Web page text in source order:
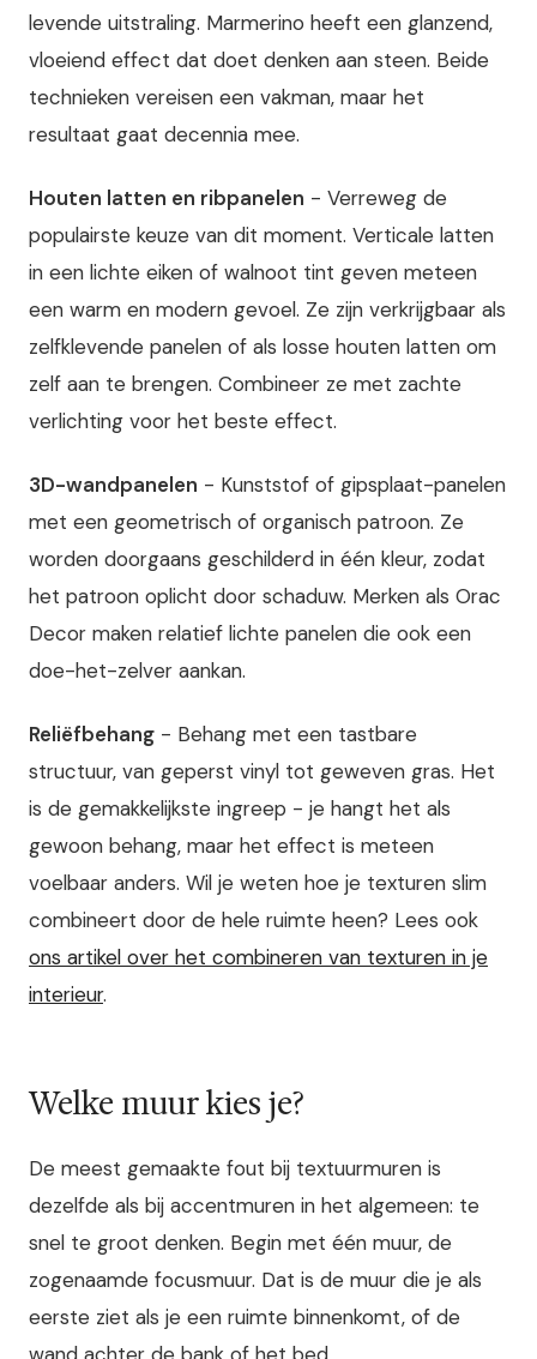
levende uitstraling. Marmerino heeft een glanzend,
vloeiend effect dat doet denken aan steen. Beide
technieken vereisen een vakman, maar het
resultaat gaat decennia mee.
Houten latten en ribpanelen - Verreweg de
populairste keuze van dit moment. Verticale latten
in een lichte eiken of walnoot tint geven meteen
een warm en modern gevoel. Ze zijn verkrijgbaar als
zelfklevende panelen of als losse houten latten om
zelf aan te brengen. Combineer ze met zachte
verlichting voor het beste effect.
3D-wandpanelen - Kunststof of gipsplaat-panelen
met een geometrisch of organisch patroon. Ze
worden doorgaans geschilderd in één kleur, zodat
het patroon oplicht door schaduw. Merken als Orac
Decor maken relatief lichte panelen die ook een
doe-het-zelver aankan.
Reliëfbehang - Behang met een tastbare
structuur, van geperst vinyl tot geweven gras. Het
is de gemakkelijkste ingreep - je hangt het als
gewoon behang, maar het effect is meteen
voelbaar anders. Wil je weten hoe je texturen slim
combineert door de hele ruimte heen? Lees ook
ons artikel over het combineren van texturen in je
interieur.
Welke muur kies je?
De meest gemaakte fout bij textuurmuren is
dezelfde als bij accentmuren in het algemeen: te
snel te groot denken. Begin met één muur, de
zogenaamde focusmuur. Dat is de muur die je als
eerste ziet als je een ruimte binnenkomt, of de